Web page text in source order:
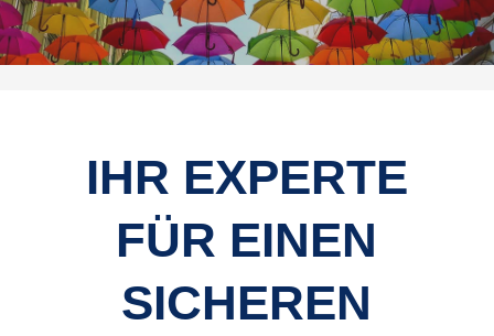
IHR EXPERTE
FÜR EINEN
SICHEREN